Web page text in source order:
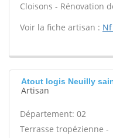
Cloisons - Rénovation
Voir la fiche artisan :
Atout logis Neuilly
Artisan
Département: 02
Terrasse tropézienne -